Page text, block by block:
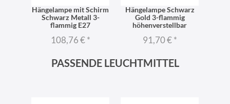
Hängelampe mit Schirm
Schwarz Metall 3-
flammig E27
108,76 €*
Hängelampe Schwarz
Gold 3-flammig
höhenverstellbar
91,70 €*
PASSENDE LEUCHTMITTEL